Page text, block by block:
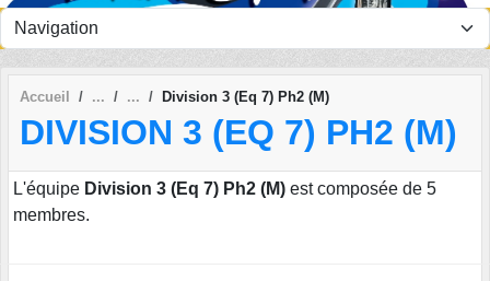
Accueil Division 3 (Eq 7) Ph2 (M)
DIVISION 3 (EQ 7) PH2 (M)
L'équipe Division 3 (Eq 7) Ph2 (M) est composée de 5
membres.